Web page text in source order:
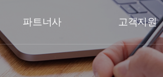
파트너사 고객지원